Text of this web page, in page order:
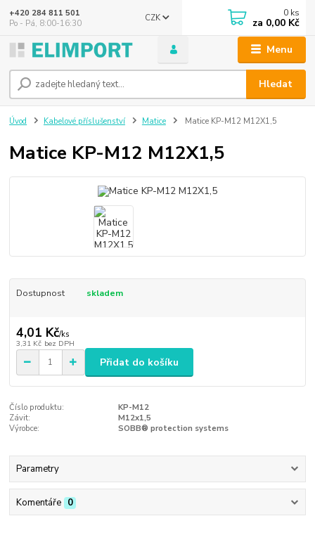
Menu
CZK
Hledat
+420 284 811 501
Po - Pá, 8:00-16:30
0 ks
za 0,00 Kč
Úvod Kabelové příslušenství Matice Matice KP-M12 M12X1,5
Matice KP-M12 M12X1,5
Dostupnost skladem
4,01 Kč/ks
3,31 Kč bez DPH
Přidat do košíku
Číslo produktu:
KP-M12
Závit:
M12x1,5
Výrobce:
SOBB® protection systems
Parametry
Komentáře 0